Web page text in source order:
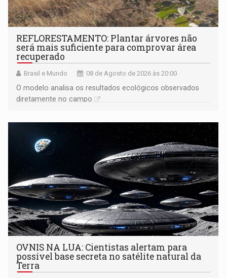
REFLORESTAMENTO: Plantar árvores não
será mais suficiente para comprovar área
recuperado
Brasil e Mundo 08 de Agosto de 2026 às 20:00
O modelo analisa os resultados ecológicos observados
diretamente no campo
OVNIS NA LUA: Cientistas alertam para
possível base secreta no satélite natural da
Terra